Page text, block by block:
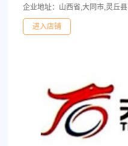
企业地址：山西省,大同市,灵丘县
进入店铺